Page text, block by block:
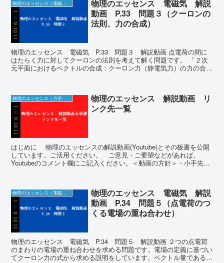
物理のエッセンス（電磁気）の解説動画＆板書
物理のエッセンス 電磁気 解説
動画 P.33 問題３（クーロンの
法則、力の合成）
物理のエッセンス 電磁気 P.33 問題３ 解説動画 点電荷の間に
はたらく力に対してクーロンの法則を考えて解く問題です。 「２次
元平面におけるベクトルの合成：クーロン力（静電気力）の力の合
物理のエッセンス 解説動画 リ
ンク先一覧
はじめに 物理のエッセンスの解説動画(Youtube)とその板書を公開
しています。ご活用ください。 ご意見・ご要望などがあれば、
Youtubeのコメント欄にご記入ください。＜動画の方針＞・小手先の
物理のエッセンス（電磁気）の解説動画＆板書
物理のエッセンス 電磁気 解説
動画 P.34 問題５（点電荷のつ
くる電場の重ね合わせ）
物理のエッセンス 電磁気 P.34 問題５ 解説動画 ２つの点電荷
のまわりの電場の重ね合わせを求める問題です。電場の定義に基づい
てクーロン力の式から求める説明をしています。ベクトル量である電